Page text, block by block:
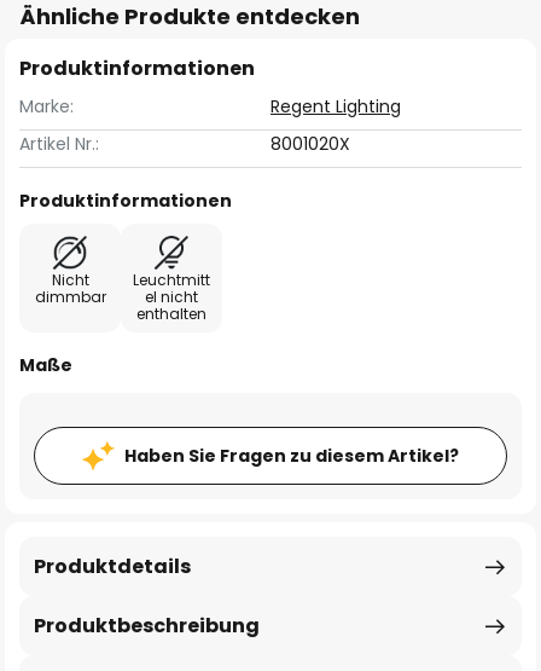
Ähnliche Produkte entdecken
Produktinformationen
Marke:
Regent Lighting
Artikel Nr.:
8001020X
Produktinformationen
Nicht
dimmbar
Leuchtmitt
el nicht
enthalten
Maße
Haben Sie Fragen zu diesem Artikel?
Produktbeschreibung
Produktdetails